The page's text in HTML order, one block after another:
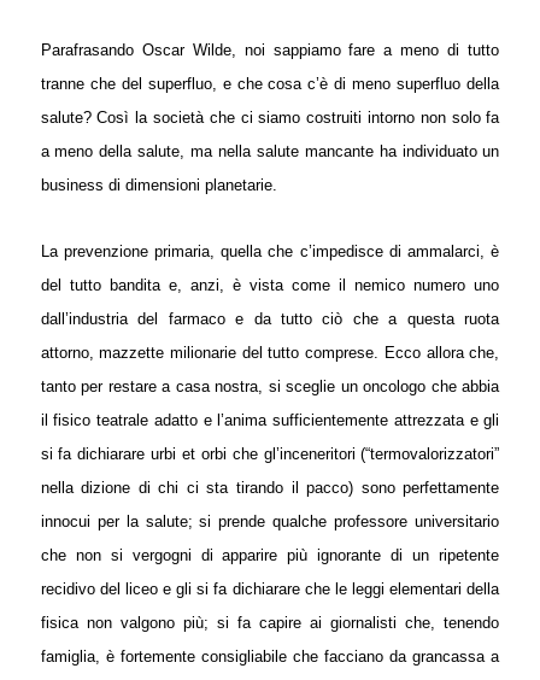
Parafrasando Oscar Wilde, noi sappiamo fare a meno di tutto
tranne che del superfluo, e che cosa c’è di meno superfluo della
salute? Così la società che ci siamo costruiti intorno non solo fa
a meno della salute, ma nella salute mancante ha individuato un
business di dimensioni planetarie.
La prevenzione primaria, quella che c’impedisce di ammalarci, è
del tutto bandita e, anzi, è vista come il nemico numero uno
dall’industria del farmaco e da tutto ciò che a questa ruota
attorno, mazzette milionarie del tutto comprese. Ecco allora che,
tanto per restare a casa nostra, si sceglie un oncologo che abbia
il fisico teatrale adatto e l’anima sufficientemente attrezzata e gli
si fa dichiarare urbi et orbi che gl’inceneritori (“termovalorizzatori”
nella dizione di chi ci sta tirando il pacco) sono perfettamente
innocui per la salute; si prende qualche professore universitario
che non si vergogni di apparire più ignorante di un ripetente
recidivo del liceo e gli si fa dichiarare che le leggi elementari della
fisica non valgono più; si fa capire ai giornalisti che, tenendo
famiglia, è fortemente consigliabile che facciano da grancassa a